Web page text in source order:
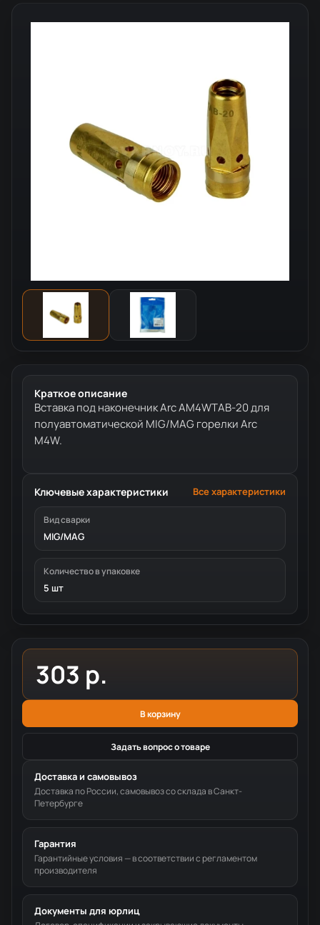
Краткое описание
Вставка под наконечник Arc AM4WTAB-20 для
полуавтоматической MIG/MAG горелки Arc
M4W.
Ключевые характеристики Все характеристики
Вид сварки
MIG/MAG
Количество в упаковке
5 шт
303 р.
В корзину
Задать вопрос о товаре
Доставка и самовывоз
Доставка по России, самовывоз со склада в Санкт-
Петербурге
Гарантия
Гарантийные условия — в соответствии с регламентом
производителя
Документы для юрлиц